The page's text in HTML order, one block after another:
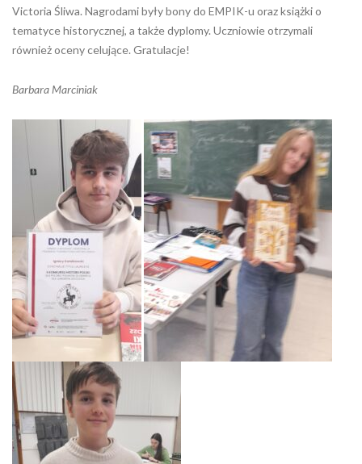
Victoria Śliwa. Nagrodami były bony do EMPIK-u oraz książki o
tematyce historycznej, a także dyplomy. Uczniowie otrzymali
również oceny celujące. Gratulacje!
Barbara Marciniak